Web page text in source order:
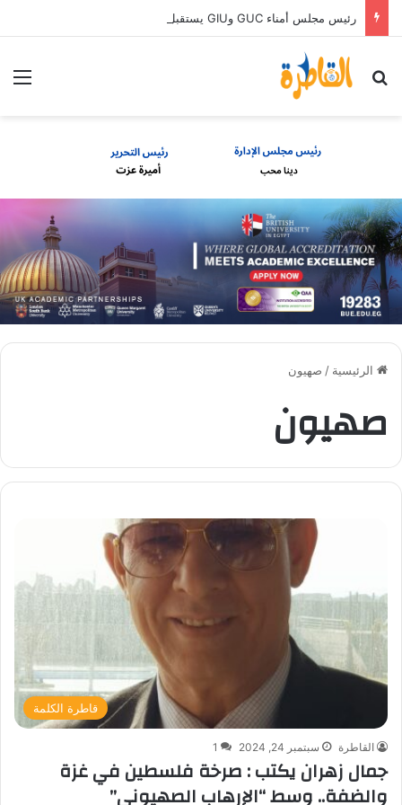
بحث عن
الرئيسية / صهيون
صهيون
قاطرة الكلمة
القاطرة سبتمبر 24, 2024 1
جمال زهران يكتب : صرخة فلسطين في غزة
والضفة.. وسط “الإرهاب الصهيوني”